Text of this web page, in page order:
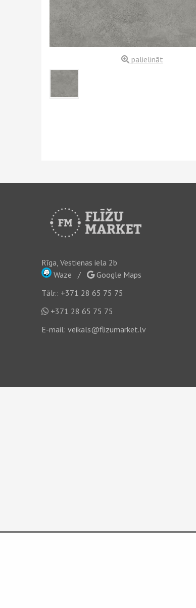
palielināt
Rīga, Vestienas iela 2b
Waze /
Google Maps
Tālr.: +371 28 65 75 75
+371 28 65 75 75
E-mail: veikals@flizumarket.lv